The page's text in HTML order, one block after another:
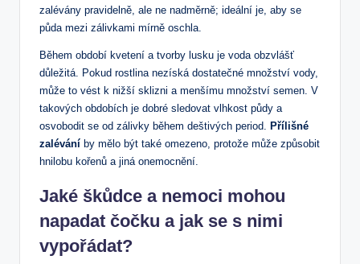
zalévány pravidelně, ale ne nadměrně; ideální je, aby se
půda mezi zálivkami mírně oschla.
Během období kvetení a tvorby lusku je voda obzvlášť
důležitá. Pokud rostlina nezíská dostatečné množství vody,
může to vést k nižší sklizni a menšímu množství semen. V
takových obdobích je dobré sledovat vlhkost půdy a
osvobodit se od zálivky během deštivých period. Přílišné
zalévání by mělo být také omezeno, protože může způsobit
hnilobu kořenů a jiná onemocnění.
Jaké škůdce a nemoci mohou
napadat čočku a jak se s nimi
vypořádat?